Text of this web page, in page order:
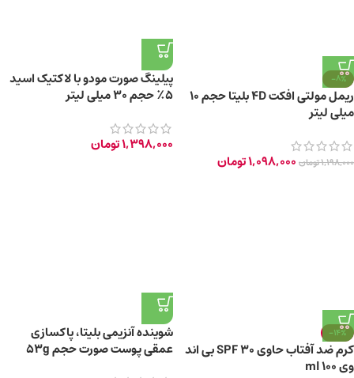
-8%
ریمل مولتی افکت 4D بلیتا حجم 10
میلی لیتر
1,198,000تومان 1,098,000تومان
پیلینگ صورت مودو با لاکتیک اسید
۵٪ حجم ۳۰ میلی لیتر
1,398,000تومان
-14%
کرم ضد آفتاب حاوی SPF 30 بی اند
وی 100 ml
شوینده آنزیمی بلیتا، پاکسازی
عمقی پوست صورت حجم 53g